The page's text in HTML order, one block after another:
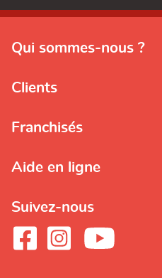
Qui sommes-nous ?
Clients
Franchisés
Aide en ligne
Suivez-nous